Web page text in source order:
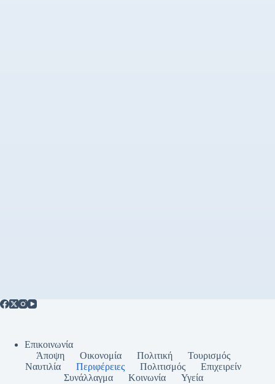
Επικοινωνία
Άποψη
Οικονομία Πολιτική
Τουρισμός
Ναυτιλία
Περιφέρειες Πολιτισμός
Επιχειρείν
Συνάλλαγμα
Κοινωνία
Υγεία